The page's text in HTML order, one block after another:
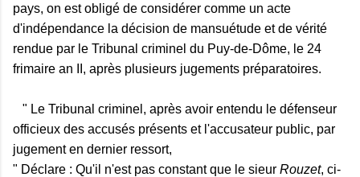
pays, on est obligé de considérer comme un acte
d'indépendance la décision de mansuétude et de vérité
rendue par le Tribunal criminel du Puy-de-Dôme, le 24
frimaire an II, après plusieurs jugements préparatoires.
" Le Tribunal criminel, après avoir entendu le défenseur
officieux des accusés présents et l'accusateur public, par
jugement en dernier ressort,
" Déclare : Qu'il n'est pas constant que le sieur Rouzet, ci-